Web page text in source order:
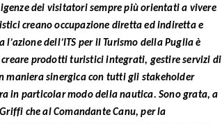
dei visitatori sempre più orientati a vivere
creano occupazione diretta ed indiretta e
dell’ITS per il Turismo della Puglia è
prodotti turistici integrati, gestire servizi di
maniera sinergica con tutti gli stakeholder
in particolar modo della nautica. Sono grata, a
che al Comandante Canu, per la